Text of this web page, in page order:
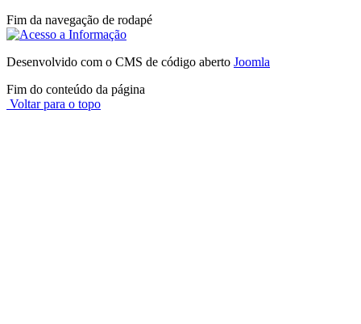
Fim da navegação de rodapé
Desenvolvido com o CMS de código aberto Joomla
Fim do conteúdo da página
Voltar para o topo